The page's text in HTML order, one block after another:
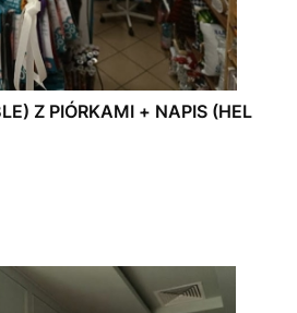
Z PIÓRKAMI + NAPIS (HEL